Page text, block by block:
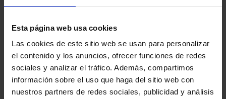
Esta página web usa cookies
Las cookies de este sitio web se usan para personalizar
el contenido y los anuncios, ofrecer funciones de redes
sociales y analizar el tráfico. Además, compartimos
información sobre el uso que haga del sitio web con
nuestros partners de redes sociales, publicidad y análisis